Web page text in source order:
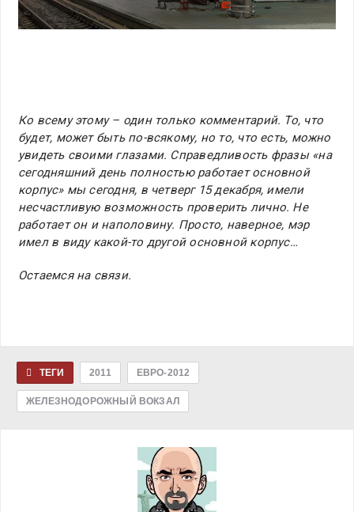
Ко всему этому – один только комментарий. То, что
будет, может быть по-всякому, но то, что есть, можно
увидеть своими глазами. Справедливость фразы «на
сегодняшний день полностью работает основной
корпус» мы сегодня, в четверг 15 декабря, имели
несчастливую возможность проверить лично. Не
работает он и наполовину. Просто, наверное, мэр
имел в виду какой-то другой основной корпус…
Остаемся на связи.
—
[if
gte
ТЕГИ 2011 ЕВРО-2012
ЖЕЛЕЗНОДОРОЖНЫЙ ВОКЗАЛ